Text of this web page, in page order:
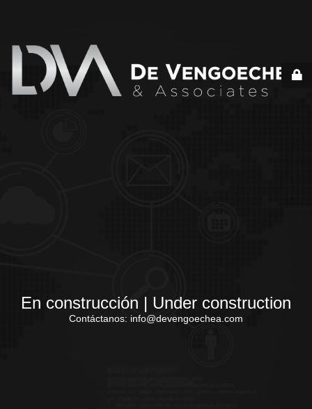
En construcción | Under construction
Contáctanos: info@devengoechea.com